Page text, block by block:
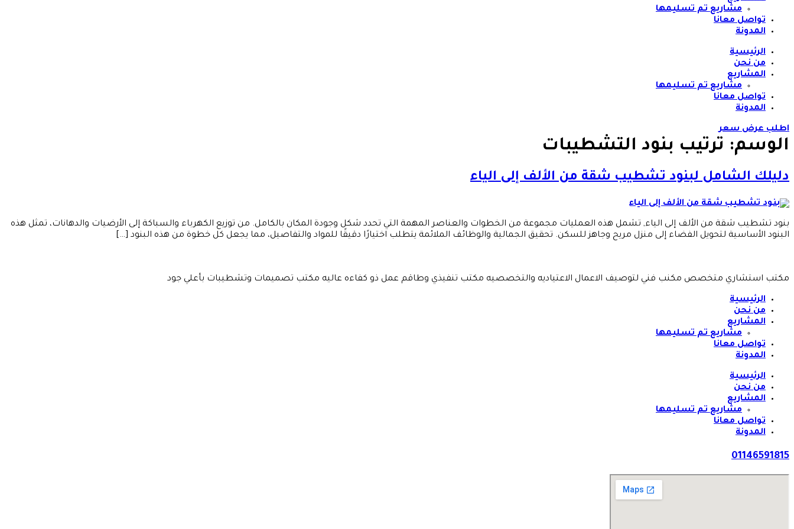
مشاريع تم تسليمها
تواصل معانا
المدونة
الرئيسية
من نحن
المشاريع
مشاريع تم تسليمها
تواصل معانا
المدونة
اطلب عرض سعر
الوسم: ترتيب بنود التشطيبات
دليلك الشامل لبنود تشطيب شقة من الألف إلى الياء
بنود تشطيب شقة من الألف إلى الياء, تشمل هذه العمليات مجموعة من الخطوات والعناصر المهمة التي تحدد شكل وجودة المكان بالكامل. من توزيع الكهرباء والسباكة إلى الأرضيات والدهانات، تمثل هذه
البنود الأساسية لتحويل الفضاء إلى منزل مريح وجاهز للسكن. تحقيق الجمالية والوظائف الملائمة يتطلب اختيارًا دقيقًا للمواد والتفاصيل، مما يجعل كل خطوة من هذه البنود […]
مكتب استشاري متخصص مكنب فني لتوصيف الاعمال الاعتياديه والتخصصيه مكتب تنفيذي وطاقم عمل ذو كفاءه عاليه مكتب تصميمات وتشطيبات بأعلي جود
الرئيسية
من نحن
المشاريع
مشاريع تم تسليمها
تواصل معانا
المدونة
الرئيسية
من نحن
المشاريع
مشاريع تم تسليمها
تواصل معانا
المدونة
01146591815